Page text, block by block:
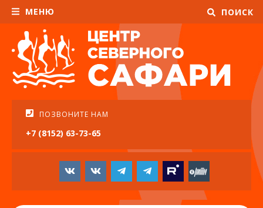
МЕНЮ ПОИСК
ПОЗВОНИТЕ НАМ
+7 (8152) 63-73-65